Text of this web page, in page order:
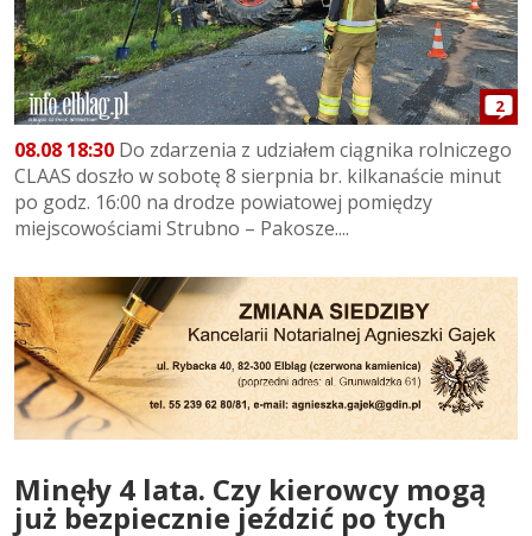
2
08.08 18:30 Do zdarzenia z udziałem ciągnika rolniczego
CLAAS doszło w sobotę 8 sierpnia br. kilkanaście minut
po godz. 16:00 na drodze powiatowej pomiędzy
miejscowościami Strubno – Pakosze....
Minęły 4 lata. Czy kierowcy mogą
już bezpiecznie jeździć po tych